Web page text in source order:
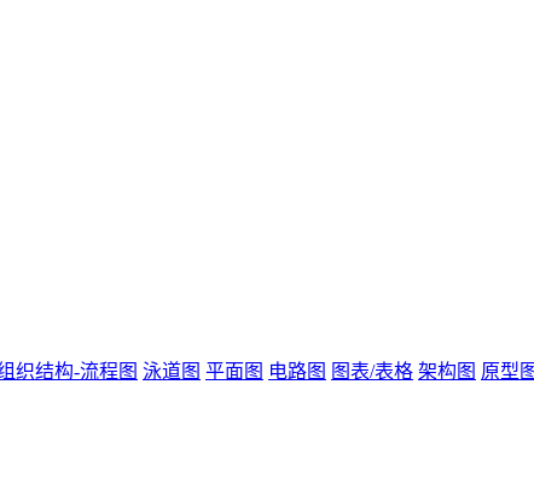
织结构-流程图 泳道图 平面图 电路图 图表/表格 架构图 原型图